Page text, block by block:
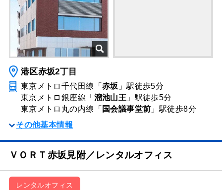
港区赤坂2丁目
東京メトロ千代田線「 赤坂 」駅徒歩5分
東京メトロ銀座線「 溜池山王 」駅徒歩5分
東京メトロ丸の内線「 国会議事堂前 」駅徒歩8分
その他基本情報
ＶＯＲＴ赤坂見附／レンタルオフィス
レンタルオフィス